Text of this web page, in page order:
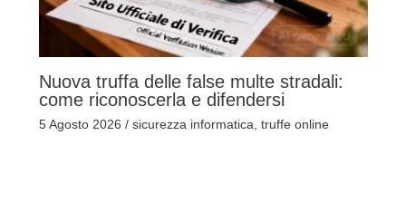
Nuova truffa delle false multe stradali:
come riconoscerla e difendersi
5 Agosto 2026 / sicurezza informatica truffe online